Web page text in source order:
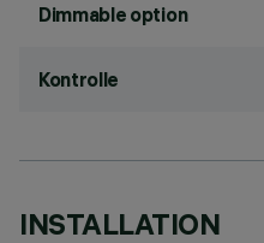
Dimmable option
Kontrolle
INSTALLATION